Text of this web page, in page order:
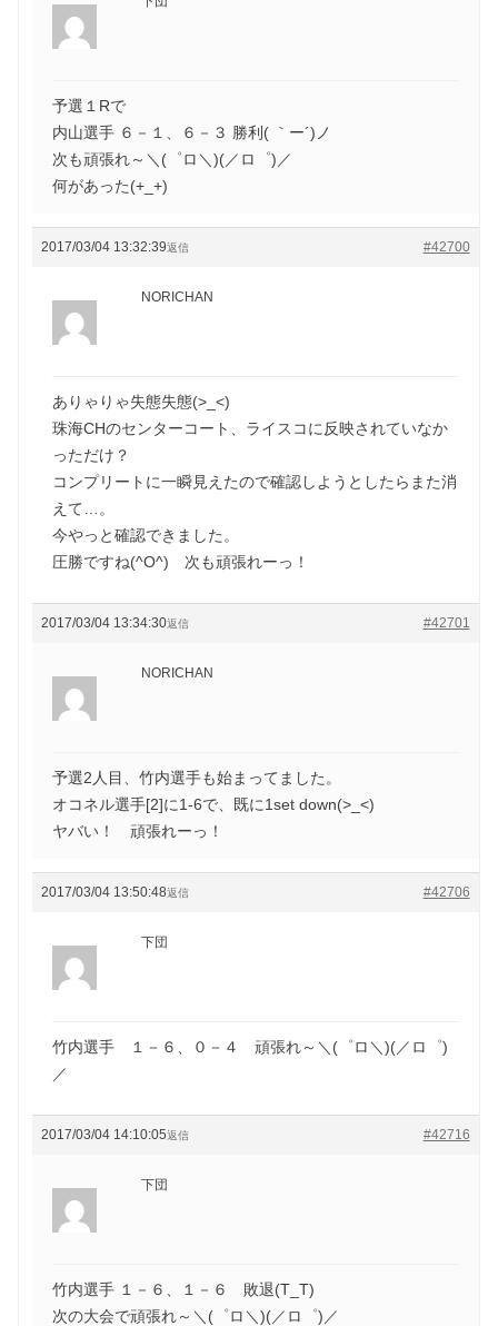
予選１Rで
内山選手 ６－１、６－３ 勝利( ｀ー´)ノ
次も頑張れ～＼(゜ロ＼)(／ロ゜)／
何があった(+_+)
2017/03/04 13:32:39 #42700
返信
NORICHAN
ありゃりゃ失態失態(>_<)
珠海CHのセンターコート、ライスコに反映されていなか
っただけ？
コンプリートに一瞬見えたので確認しようとしたらまた消
えて…。
今やっと確認できました。
圧勝ですね(^O^) 次も頑張れーっ！
2017/03/04 13:34:30 #42701
返信
NORICHAN
予選2人目、竹内選手も始まってました。
オコネル選手[2]に1-6で、既に1set down(>_<)
ヤバい！ 頑張れーっ！
2017/03/04 13:50:48 #42706
返信
下団
竹内選手 １－６、０－４ 頑張れ～＼(゜ロ＼)(／ロ゜)
／
2017/03/04 14:10:05 #42716
返信
下団
竹内選手 １－６、１－６ 敗退(T_T)
次の大会で頑張れ～＼(゜ロ＼)(／ロ゜)／